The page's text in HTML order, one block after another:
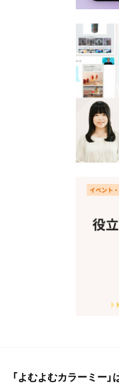
「よむよむカラーミー